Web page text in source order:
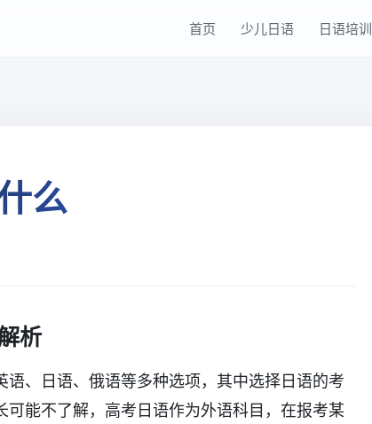
首页 少儿日语 日语培训
么
析
、日语、俄语等多种选项，其中选择日语的考
能不了解，高考日语作为外语科目，在报考某